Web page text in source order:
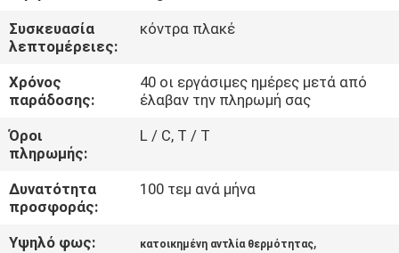
ΕΛΆΤΕ
ΣΕ
ΕΠΑΦΉ
ΜΕ
ΖΗΤΉΣΤΕ
ΈΝΑ
ΑΠΌΣΠΑΣΜΑ
Συσκευασία
λεπτομέρειες:
κόντρα πλακέ
Χρόνος
παράδοσης:
40 οι εργάσιμες ημέρες μετά από
έλαβαν την πληρωμή σας
Όροι
πληρωμής:
L / C, T / T
Δυνατότητα
προσφοράς:
100 τεμ ανά μήνα
Υψηλό φως: κατοικημένη αντλία θερμότητας,